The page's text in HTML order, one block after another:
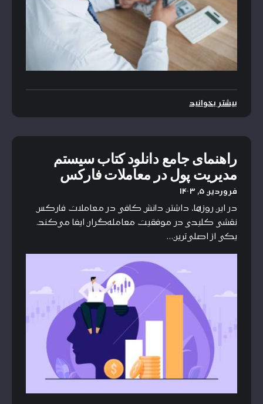
بیشتر بخوانید
راهنمای جامع دانلود کتاب سیستم
مدیریت پول در معاملات فارکس
فروردین ۵, ۱۴۰۳
در این روزها، داشتن دانش کافی در معاملات فارکس
نقشی کلیدی در موفقیت معامله‌گران ایفا می‌کند.
یکی از اصلی‌ترین…